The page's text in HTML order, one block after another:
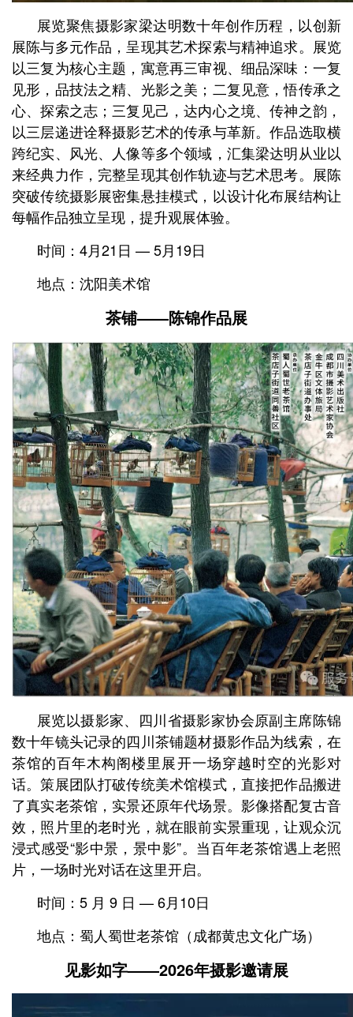
展览聚焦摄影家梁达明数十年创作历程，以创新
展陈与多元作品，呈现其艺术探索与精神追求。展览
以三复为核心主题，寓意再三审视、细品深味：一复
见形，品技法之精、光影之美；二复见意，悟传承之
心、探索之志；三复见己，达内心之境、传神之韵，
以三层递进诠释摄影艺术的传承与革新。作品选取横
跨纪实、风光、人像等多个领域，汇集梁达明从业以
来经典力作，完整呈现其创作轨迹与艺术思考。展陈
突破传统摄影展密集悬挂模式，以设计化布展结构让
每幅作品独立呈现，提升观展体验。
时间：4月21日 — 5月19日
地点：沈阳美术馆
茶铺——陈锦作品展
展览以摄影家、四川省摄影家协会原副主席陈锦
数十年镜头记录的四川茶铺题材摄影作品为线索，在
茶馆的百年木构阁楼里展开一场穿越时空的光影对
话。策展团队打破传统美术馆模式，直接把作品搬进
了真实老茶馆，实景还原年代场景。影像搭配复古音
效，照片里的老时光，就在眼前实景重现，让观众沉
浸式感受“影中景，景中影”。当百年老茶馆遇上老照
片，一场时光对话在这里开启。
时间：5 月 9 日 — 6月10日
地点：蜀人蜀世老茶馆 （成都黄忠文化广场）
见影如字——2026年摄影邀请展